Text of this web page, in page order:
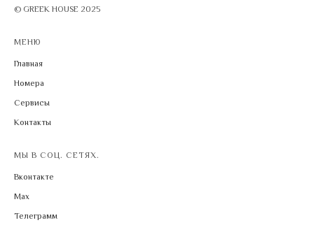
© GREEK HOUSE 2025
МЕНЮ
Главная
Номера
Сервисы
Контакты
МЫ В СОЦ. СЕТЯХ.
Вконтакте
Мax
Телеграмм